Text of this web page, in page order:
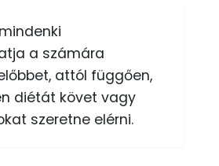
a számára
attól függően,
diétát követ vagy
szeretne elérni.